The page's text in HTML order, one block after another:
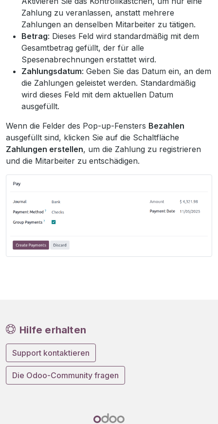
Zahlung zu veranlassen, anstatt mehrere
Zahlungen an denselben Mitarbeiter zu tätigen.
Betrag: Dieses Feld wird standardmäßig mit dem
Gesamtbetrag gefüllt, der für alle
Spesenabrechnungen erstattet wird.
Zahlungsdatum: Geben Sie das Datum ein, an dem
die Zahlungen geleistet werden. Standardmäßig
wird dieses Feld mit dem aktuellen Datum
ausgefüllt.
Wenn die Felder des Pop-up-Fensters Bezahlen
ausgefüllt sind, klicken Sie auf die Schaltfläche
Zahlungen erstellen, um die Zahlung zu registrieren
und die Mitarbeiter zu entschädigen.
Hilfe erhalten
Support kontaktieren
Die Odoo-Community fragen